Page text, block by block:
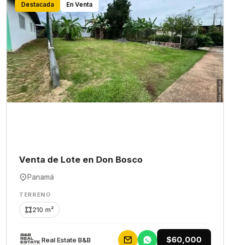
Destacada En Venta
Venta de Lote en Don Bosco
Panamá
TERRENO
210 m²
Rеаl Еstаtе В&В $60,000